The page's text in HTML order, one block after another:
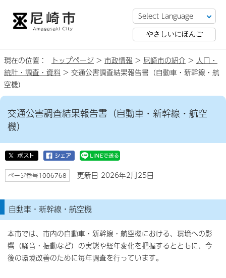
やさしいにほんご
現在の位置： トップページ > 市政情報 > 尼崎市の紹介 > 人口・
統計・調査・資料 > 交通公害調査結果報告書（自動車・新幹線・航
空機）
交通公害調査結果報告書（自動車・新幹線・航空
機）
ページ番号1006768 更新日 2026年2月25日
自動車・新幹線・航空機
本市では、市内の自動車・新幹線・航空機における、環境への影
響（騒音・振動など）の実態や経年変化を把握するとともに、今
後の環境改善のために毎年調査を行っています。